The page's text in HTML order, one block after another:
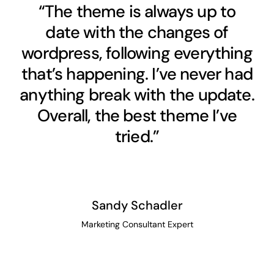
“The theme is always up to
date with the changes of
wordpress, following everything
that’s happening. I’ve never had
anything break with the update.
Overall, the best theme I’ve
tried.”
Sandy Schadler
Marketing Consultant Expert